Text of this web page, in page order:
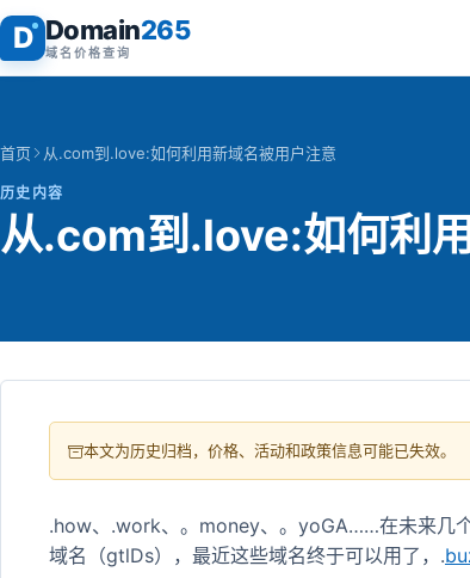
D Domain265
域名价格查询
首页 从.com到.love:如何利用新域名被用户注意
历史内容
从.com到.love:如何利
本文为历史归档，价格、活动和政策信息可能已失效。
.how、.work、。money、。yoGA……在未来几
域名（gtlDs），最近这些域名终于可以用了，.